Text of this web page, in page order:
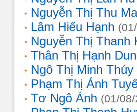
Nguyễn Thị Thu
Lâm Hiếu Hạnh
Nguyễn Thị Thanh
Thân Thị Hạnh
Ngô Thị Minh Thúy
Phạm Thị Ánh
Tơ Ngô Ánh (01/